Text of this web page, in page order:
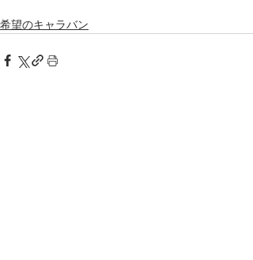
希望のキャラバン